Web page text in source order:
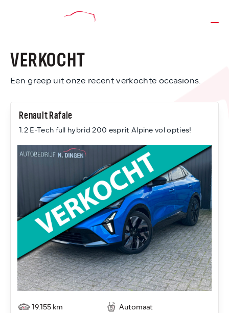
VERKOCHT
Een greep uit onze recent verkochte occasions.
Renault Rafale
1.2 E-Tech full hybrid 200 esprit Alpine vol opties!
19.155 km
Automaat